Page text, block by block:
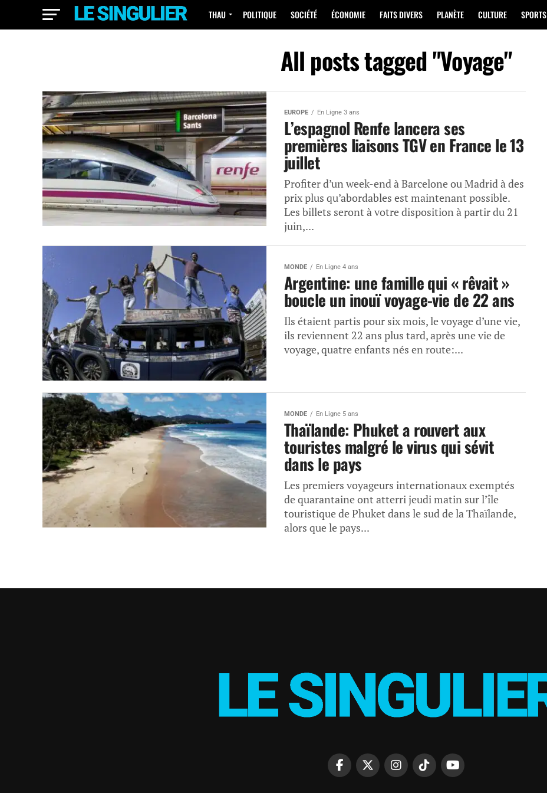
THAU POLITIQUE SOCIÉTÉ ÉCONOMIE FAITS DIVERS PLANÈTE CULTURE SPORTS
All posts tagged "Voyage"
EUROPE En Ligne 3 ans
L’espagnol Renfe lancera ses
premières liaisons TGV en France le 13
juillet
Profiter d’un week-end à Barcelone ou Madrid à des
prix plus qu’abordables est maintenant possible.
Les billets seront à votre disposition à partir du 21
juin,...
MONDE En Ligne 4 ans
Argentine: une famille qui « rêvait »
boucle un inouï voyage-vie de 22 ans
Ils étaient partis pour six mois, le voyage d’une vie,
ils reviennent 22 ans plus tard, après une vie de
voyage, quatre enfants nés en route:...
MONDE En Ligne 5 ans
Thaïlande: Phuket a rouvert aux
touristes malgré le virus qui sévit
dans le pays
Les premiers voyageurs internationaux exemptés
de quarantaine ont atterri jeudi matin sur l’île
touristique de Phuket dans le sud de la Thaïlande,
alors que le pays...